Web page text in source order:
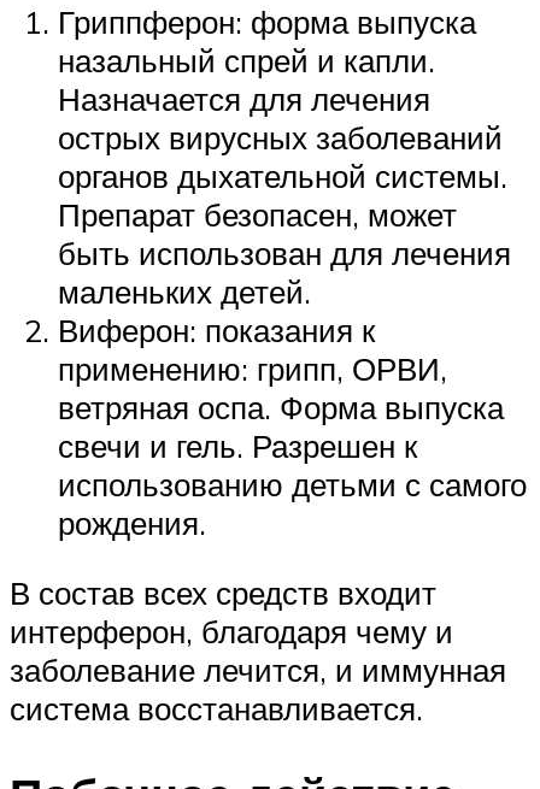
Гриппферон: форма выпуска
назальный спрей и капли.
Назначается для лечения
острых вирусных заболеваний
органов дыхательной системы.
Препарат безопасен, может
быть использован для лечения
маленьких детей.
Виферон: показания к
применению: грипп, ОРВИ,
ветряная оспа. Форма выпуска
свечи и гель. Разрешен к
использованию детьми с самого
рождения.
В состав всех средств входит
интерферон, благодаря чему и
заболевание лечится, и иммунная
система восстанавливается.